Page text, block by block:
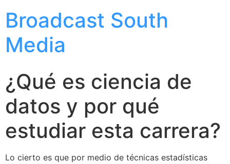
Broadcast South
Media
¿Qué es ciencia de
datos y por qué
estudiar esta carrera?
Lo cierto es que por medio de técnicas estadísticas